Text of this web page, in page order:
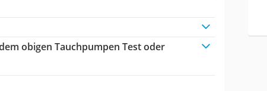
obigen Tauchpumpen Test oder